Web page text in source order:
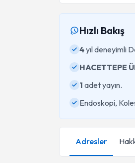
Hızlı Bakış
4yıl deneyimli
HACETTEPE
1 adet yayın.
Endoskopi,
Adresler